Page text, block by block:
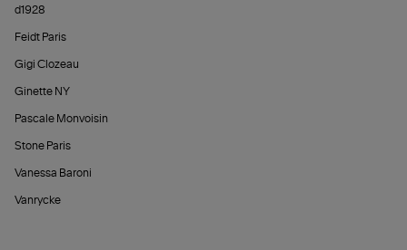
d1928
Feidt Paris
Gigi Clozeau
Ginette NY
Pascale Monvoisin
Stone Paris
Vanessa Baroni
Vanrycke